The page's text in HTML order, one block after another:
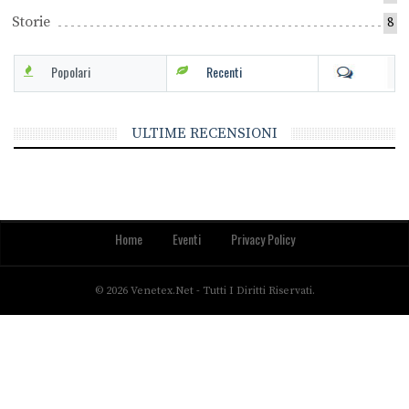
Storie 8
Popolari Recenti
ULTIME RECENSIONI
Home Eventi Privacy Policy
© 2026 Venetex.net - Tutti I Diritti Riservati.